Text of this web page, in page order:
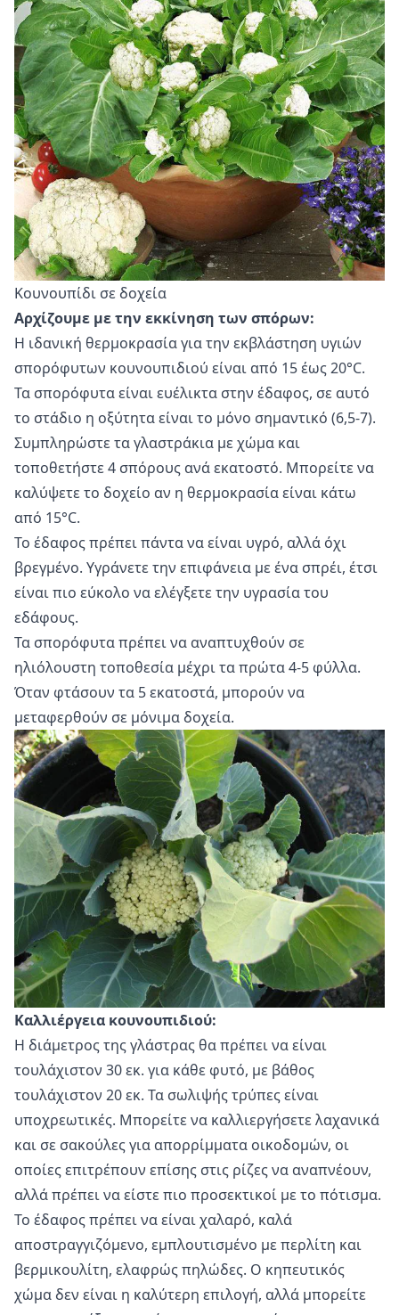
Κουνουπίδι σε δοχεία
Αρχίζουμε με την εκκίνηση των σπόρων:
Η ιδανική θερμοκρασία για την εκβλάστηση υγιών
σπορόφυτων κουνουπιδιού είναι από 15 έως 20°С.
Τα σπορόφυτα είναι ευέλικτα στην έδαφος, σε αυτό
το στάδιο η οξύτητα είναι το μόνο σημαντικό (6,5-7).
Συμπληρώστε τα γλαστράκια με χώμα και
τοποθετήστε 4 σπόρους ανά εκατοστό. Μπορείτε να
καλύψετε το δοχείο αν η θερμοκρασία είναι κάτω
από 15°С.
Το έδαφος πρέπει πάντα να είναι υγρό, αλλά όχι
βρεγμένο. Υγράνετε την επιφάνεια με ένα σπρέι, έτσι
είναι πιο εύκολο να ελέγξετε την υγρασία του
εδάφους.
Τα σπορόφυτα πρέπει να αναπτυχθούν σε
ηλιόλουστη τοποθεσία μέχρι τα πρώτα 4-5 φύλλα.
Όταν φτάσουν τα 5 εκατοστά, μπορούν να
μεταφερθούν σε μόνιμα δοχεία.
Καλλιέργεια κουνουπιδιού:
Η διάμετρος της γλάστρας θα πρέπει να είναι
τουλάχιστον 30 εκ. για κάθε φυτό, με βάθος
τουλάχιστον 20 εκ. Τα σωλιψής τρύπες είναι
υποχρεωτικές. Μπορείτε να καλλιεργήσετε λαχανικά
και σε σακούλες για απορρίμματα οικοδομών, οι
οποίες επιτρέπουν επίσης στις ρίζες να αναπνέουν,
αλλά πρέπει να είστε πιο προσεκτικοί με το πότισμα.
Το έδαφος πρέπει να είναι χαλαρό, καλά
αποστραγγιζόμενο, εμπλουτισμένο με περλίτη και
βερμικουλίτη, ελαφρώς πηλώδες. Ο κηπευτικός
χώμα δεν είναι η καλύτερη επιλογή, αλλά μπορείτε